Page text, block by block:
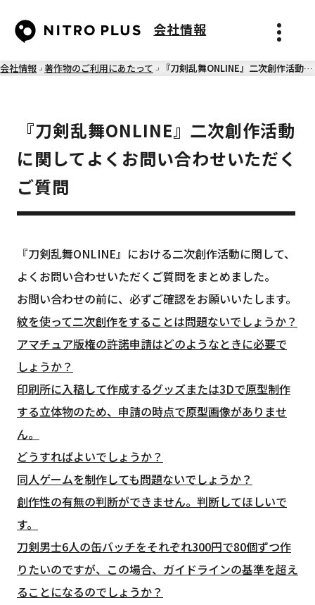
会社情報
会社情報 著作物のご利用にあたって 『刀剣乱舞ONLINE』二次創作活動に関してよくお問い合わせいただくご質問
『刀剣乱舞ONLINE』二次創作活動
に関してよくお問い合わせいただく
ご質問
『刀剣乱舞ONLINE』における二次創作活動に関して、
よくお問い合わせいただくご質問をまとめました。
お問い合わせの前に、必ずご確認をお願いいたします。
紋を使って二次創作をすることは問題ないでしょうか？
アマチュア版権の許諾申請はどのようなときに必要で
しょうか？
印刷所に入稿して作成するグッズまたは3Dで原型制作
する立体物のため、申請の時点で原型画像がありませ
ん。
どうすればよいでしょうか？
同人ゲームを制作しても問題ないでしょうか？
創作性の有無の判断ができません。判断してほしいで
す。
刀剣男士6人の缶バッチをそれぞれ300円で80個ずつ作
りたいのですが、この場合、ガイドラインの基準を超え
ることになるのでしょうか？
メニュ